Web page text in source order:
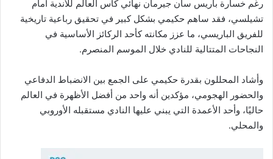
رغم خسارة باريس سان جيرمان نهائي كأس العالم للأندية أمام
تشيلسي، فقد ساهم حكيمي بشكل كبير في تحقيق رباعية تاريخية
للفريق الباريسي، ما عزز مكانته كأحد الركائز الأساسية في
النجاحات المتتالية للنادي خلال الموسم المنصرم.
وأشاد المحللون بقدرة حكيمي على الجمع بين الانضباط الدفاعي
والحضور الهجومي، مؤكدين أنه واحد من أفضل الأظهرة في العالم
حاليًا، وأحد الأعمدة التي يبني عليها النادي مستقبله الأوروبي
والمحلي.